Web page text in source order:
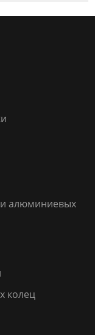
алюминиевых
колец